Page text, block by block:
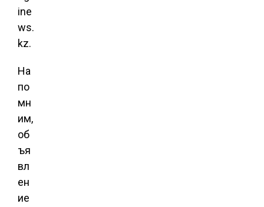
ine
ws.
kz.
На
по
мн
им,
об
ъя
вл
ен
ие